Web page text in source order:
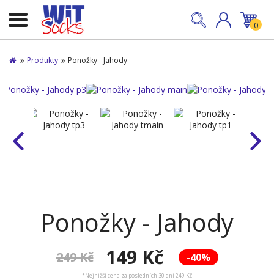
0
Produkty Ponožky - Jahody
Ponožky - Jahody
-40%
249 Kč 149 Kč
*Nejnižší cena za posledních 30 dní 249 Kč